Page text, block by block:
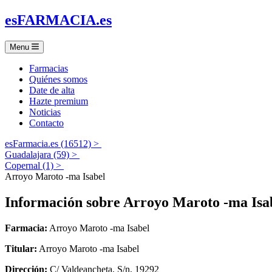
esFARMACIA.es
Menu
Farmacias
Quiénes somos
Date de alta
Hazte premium
Noticias
Contacto
esFarmacia.es (16512) >
Guadalajara (59) >
Copernal (1) >
Arroyo Maroto -ma Isabel
Información sobre Arroyo Maroto -ma
Farmacia: Arroyo Maroto -ma Isabel
Titular: Arroyo Maroto -ma Isabel
Dirección: C/ Valdeancheta, S/n, 19292